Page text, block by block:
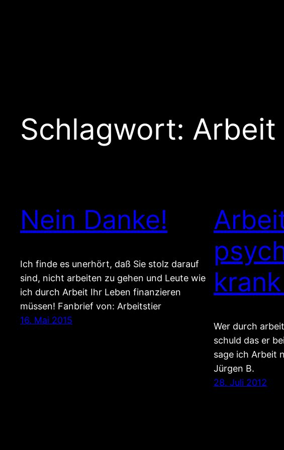
Schlagwort: Arbeit
Nein Danke!
Ich finde es unerhört, daß Sie stolz darauf
sind, nicht arbeiten zu gehen und Leute wie
ich durch Arbeit Ihr Leben finanzieren
müssen! Fanbrief von: Arbeitstier
16. Mai 2015
Wer durch
schuld das er
sage ich Arbeit
Jürgen B.
28. Juli 2012